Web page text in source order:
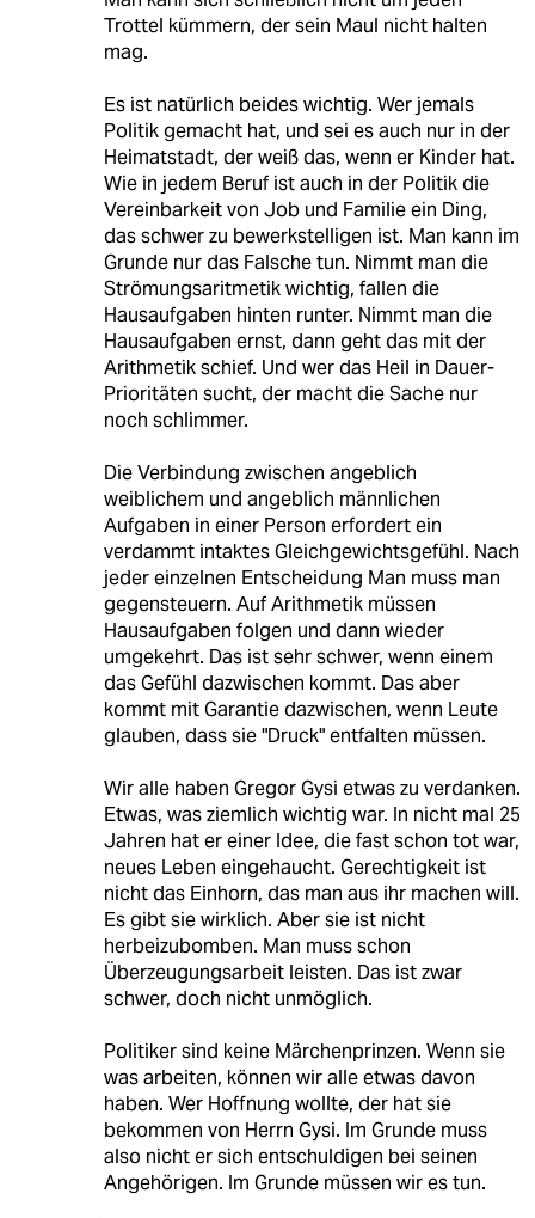
Trottel kümmern, der sein Maul nicht halten
mag.
Es ist natürlich beides wichtig. Wer jemals
Politik gemacht hat, und sei es auch nur in der
Heimatstadt, der weiß das, wenn er Kinder hat.
Wie in jedem Beruf ist auch in der Politik die
Vereinbarkeit von Job und Familie ein Ding,
das schwer zu bewerkstelligen ist. Man kann im
Grunde nur das Falsche tun. Nimmt man die
Strömungsaritmetik wichtig, fallen die
Hausaufgaben hinten runter. Nimmt man die
Hausaufgaben ernst, dann geht das mit der
Arithmetik schief. Und wer das Heil in Dauer-
Prioritäten sucht, der macht die Sache nur
noch schlimmer.
Die Verbindung zwischen angeblich
weiblichem und angeblich männlichen
Aufgaben in einer Person erfordert ein
verdammt intaktes Gleichgewichtsgefühl. Nach
jeder einzelnen Entscheidung Man muss man
gegensteuern. Auf Arithmetik müssen
Hausaufgaben folgen und dann wieder
umgekehrt. Das ist sehr schwer, wenn einem
das Gefühl dazwischen kommt. Das aber
kommt mit Garantie dazwischen, wenn Leute
glauben, dass sie "Druck" entfalten müssen.
Wir alle haben Gregor Gysi etwas zu verdanken.
Etwas, was ziemlich wichtig war. In nicht mal 25
Jahren hat er einer Idee, die fast schon tot war,
neues Leben eingehaucht. Gerechtigkeit ist
nicht das Einhorn, das man aus ihr machen will.
Es gibt sie wirklich. Aber sie ist nicht
herbeizubomben. Man muss schon
Überzeugungsarbeit leisten. Das ist zwar
schwer, doch nicht unmöglich.
Politiker sind keine Märchenprinzen. Wenn sie
was arbeiten, können wir alle etwas davon
haben. Wer Hoffnung wollte, der hat sie
bekommen von Herrn Gysi. Im Grunde muss
also nicht er sich entschuldigen bei seinen
Angehörigen. Im Grunde müssen wir es tun.